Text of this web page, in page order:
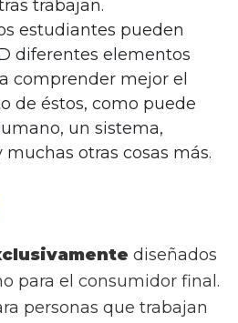
trabajan.
estudiantes pueden
diferentes elementos
comprender mejor el
de éstos, como puede
un sistema,
otras cosas más.
diseñados
para el consumidor final.
personas que trabajan